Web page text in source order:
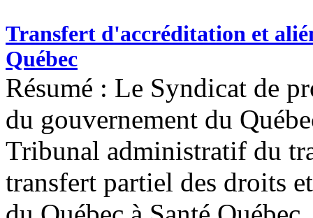
Transfert d'accréditation et
Québec
Résumé : Le Syndicat de
du gouvernement du
Tribunal administratif du
transfert partiel des droits